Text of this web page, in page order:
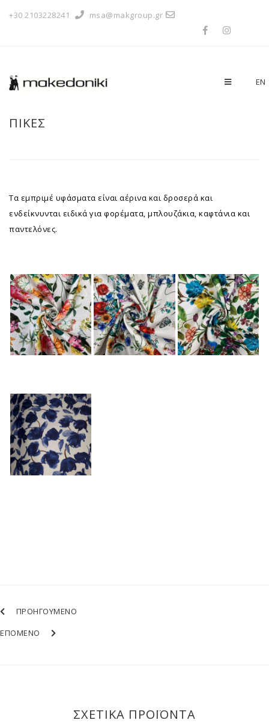
+30 2103228241 msa@makgroup.gr
EN
ΠΙΚΕΣ
Τα εμπριμέ υφάσματα είναι αέρινα και δροσερά και
ενδείκνυνται ειδικά για φορέματα, μπλουζάκια, καφτάνια και
παντελόνες.
ΠΡΟΗΓΟΥΜΕΝΟ
ΕΠΟΜΕΝΟ
ΣΧΕΤΙΚΑ ΠΡΟΪΟΝΤΑ